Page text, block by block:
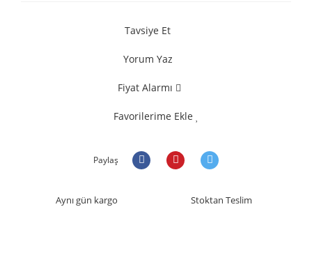
Tavsiye Et
Yorum Yaz
Fiyat Alarmı
Favorilerime Ekle
Paylaş
Aynı gün kargo Stoktan Teslim